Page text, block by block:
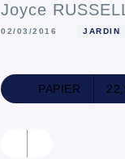
Joyce
02/03/2016 JARDIN
PAPIER